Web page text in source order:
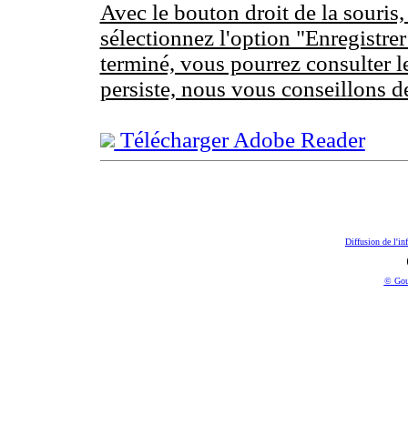
Avec le bouton droit de la
sélectionnez l'option
terminé, vous pourrez consulter
persiste, nous vous conseillons
Télécharger Adobe Reader
Diffusion de
©